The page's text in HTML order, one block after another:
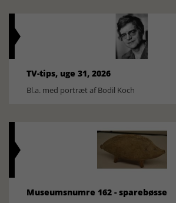
TV-tips, uge 31, 2026
Bl.a. med portræt af Bodil Koch
Museumsnumre 162 - sparebøsse